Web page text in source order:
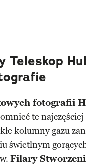
Teleskop
fotografii
te najczęściej
kolumny gazu
świetlnym
Filary